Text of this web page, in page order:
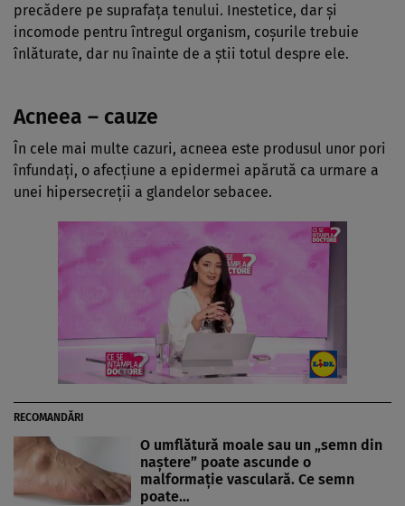
precădere pe suprafaţa tenului. Inestetice, dar şi
incomode pentru întregul organism, coşurile trebuie
înlăturate, dar nu înainte de a ştii totul despre ele.
Acneea – cauze
În cele mai multe cazuri, acneea este produsul unor pori
înfundaţi, o afecţiune a epidermei apărută ca urmare a
unei hipersecreţii a glandelor sebacee.
RECOMANDĂRI
O umflătură moale sau un „semn din
naștere” poate ascunde o
malformație vasculară. Ce semn
poate…